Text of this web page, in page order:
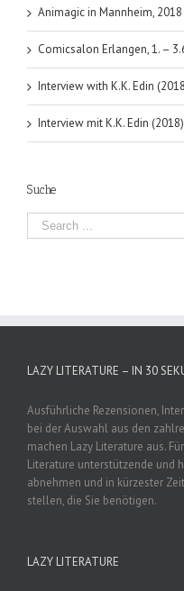
Animagic in Mannheim, 2018
Comicsalon Erlangen, 1. –
Interview with K.K. Edin
Interview mit K.K. Edin
Suche
LAZY LITERATURE – IN 30
Ausführliche Rezensionen,
bei der Auswahl aus den
machen Lazy Literature aus.
Literature unterstützende und
abnehmen und in kürzester
stellen, die Sie benötigen.
LAZY LITERATURE